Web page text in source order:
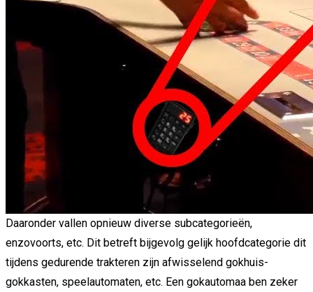
Daaronder vallen opnieuw diverse subcategorieën,
enzovoorts, etc. Dit betreft bijgevolg gelijk hoofdcategorie dit
tijdens gedurende trakteren zijn afwisselend gokhuis-
gokkasten, speelautomaten, etc. Een gokautomaa ben zeker